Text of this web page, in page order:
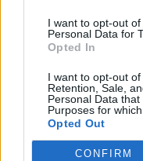
I want to opt-out
Personal Data for
Opted In
I want to opt-out of
Retention, Sale,
Personal Data
Purposes for
Opted Out
CONFIRM